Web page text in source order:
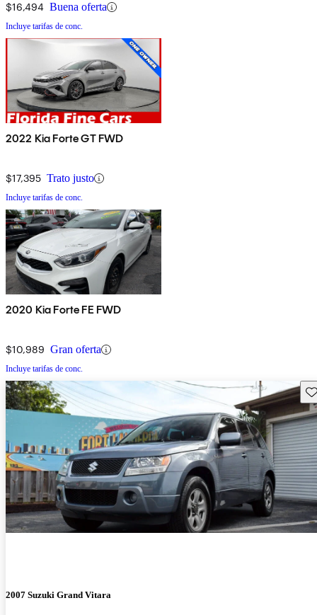
$16,494 Buena oferta
Incluye tarifas de conc.
2022 Kia Forte GT FWD
$17,395 Trato justo
Incluye tarifas de conc.
2020 Kia Forte FE FWD
$10,989 Gran oferta
Incluye tarifas de conc.
2007 Suzuki Grand Vitara